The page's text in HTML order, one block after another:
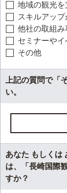
地域の観光を
スキルアッ
他社の取組
セミナーや
その他
上記の質問で「
い。
あなた もしくは
は、「長崎国際
すか？